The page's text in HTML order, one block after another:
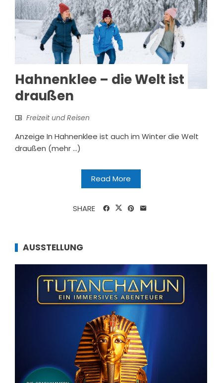
Hahnenklee – die Welt ist
draußen
Freizeit und Reisen
Anzeige In Hahnenklee ist auch im Winter die Welt
draußen (mehr …)
Read More
SHARE
AUSSTELLUNG